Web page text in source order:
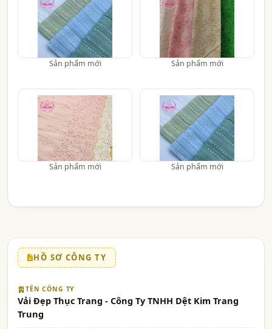
Sản phẩm mới Sản phẩm mới
Sản phẩm mới Sản phẩm mới
HỒ SƠ CÔNG TY
TÊN CÔNG TY
Vải Đẹp Thục Trang - Công Ty TNHH Dệt Kim Trang
Trung